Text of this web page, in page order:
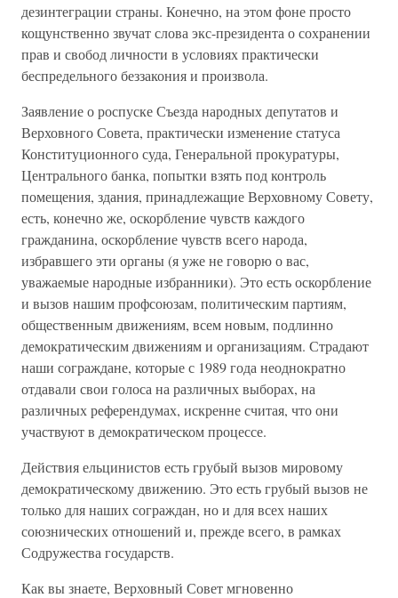
дезинтеграции страны. Конечно, на этом фоне просто
кощунственно звучат слова экс-президента о сохранении
прав и свобод личности в условиях практически
беспредельного беззакония и произвола.
Заявление о роспуске Съезда народных депутатов и
Верховного Совета, практически изменение статуса
Конституционного суда, Генеральной прокуратуры,
Центрального банка, попытки взять под контроль
помещения, здания, принадлежащие Верховному Совету,
есть, конечно же, оскорбление чувств каждого
гражданина, оскорбление чувств всего народа,
избравшего эти органы (я уже не говорю о вас,
уважаемые народные избранники). Это есть оскорбление
и вызов нашим профсоюзам, политическим партиям,
общественным движениям, всем новым, подлинно
демократическим движениям и организациям. Страдают
наши сограждане, которые с 1989 года неоднократно
отдавали свои голоса на различных выборах, на
различных референдумах, искренне считая, что они
участвуют в демократическом процессе.
Действия ельцинистов есть грубый вызов мировому
демократическому движению. Это есть грубый вызов не
только для наших сограждан, но и для всех наших
союзнических отношений и, прежде всего, в рамках
Содружества государств.
Как вы знаете, Верховный Совет мгновенно